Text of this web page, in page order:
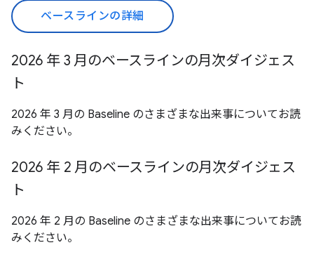
ベースラインの詳細
2026 年 3 月のベースラインの月次ダイジェス
ト
2026 年 3 月の Baseline のさまざまな出来事についてお読
みください。
2026 年 2 月のベースラインの月次ダイジェス
ト
2026 年 2 月の Baseline のさまざまな出来事についてお読
みください。